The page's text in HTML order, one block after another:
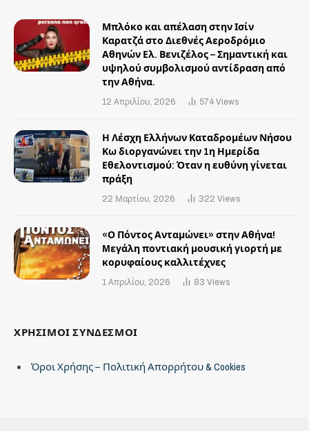
Μπλόκο και απέλαση στην Ισίν
Καρατζά στο Διεθνές Αεροδρόμιο
Αθηνών Ελ. Βενιζέλος – Σημαντική και
υψηλού συμβολισμού αντίδραση από
την Αθήνα.
12 Απριλίου, 2026 574 Views
Η Λέσχη Ελλήνων Καταδρομέων Νήσου
Κω διοργανώνει την 1η Ημερίδα
Εθελοντισμού: Όταν η ευθύνη γίνεται
πράξη
22 Μαρτίου, 2026 322 Views
«Ο Πόντος Ανταμώνει» στην Αθήνα!
Mεγάλη ποντιακή μουσική γιορτή με
κορυφαίους καλλιτέχνες
1 Απριλίου, 2026 83 Views
ΧΡΗΣΙΜΟΙ ΣΥΝΔΕΣΜΟΙ
Όροι Χρήσης – Πολιτική Απορρήτου & Cookies